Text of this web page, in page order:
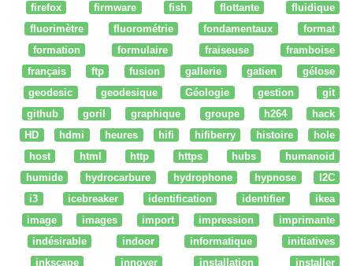
firefox
firmware fish flottante
fluidique
fluorimètre
fluorométrie fondamentaux
format
formation
formulaire fraiseuse
framboise
français
ftp fusion gallerie gatien
gélose
geodesic
geodesique Géologie gestion
git
github
goril graphique groupe h264
hack
HD
hdmi heures hifi hifiberry histoire
hole
host
html http https hubs
humanoid
humide
hydrocarbure hydrophone hypnose
I2C
i3
icebreaker identification identifier
ikea
image
images import impression
imprimante
indésirable
indoor informatique
initiatives
inkscape
innover installation installer